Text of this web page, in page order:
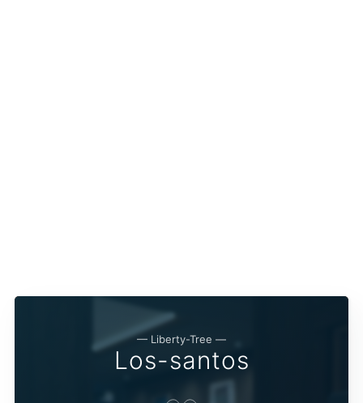
— Liberty-Tree —
Los-santos